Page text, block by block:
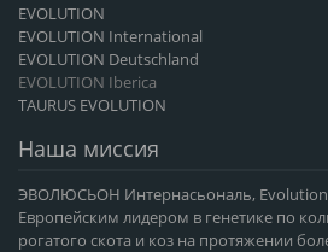
EVOLUTION
EVOLUTION International
EVOLUTION Deutschland
EVOLUTION Iberica
TAURUS EVOLUTION
Наша миссия
ЭВОЛЮСЬОН Интернасьональ, Evolution
Европейским лидером в генетике по
рогатого скота и коз на протяжении